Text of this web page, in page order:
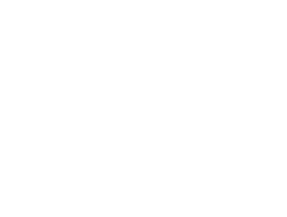
实际选购时可查验资质文件，并评
面和语音引导功能，能降低使用门
助参考，用户不可基于此进行健康